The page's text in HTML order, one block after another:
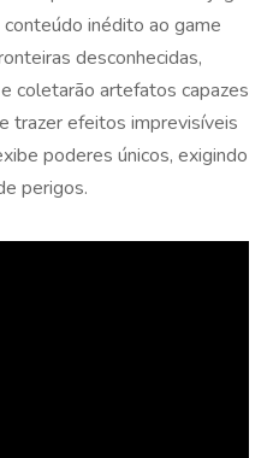
inédito ao game
desconhecidas,
coletarão artefatos capazes
trazer efeitos imprevisíveis
poderes únicos, exigindo
perigos.